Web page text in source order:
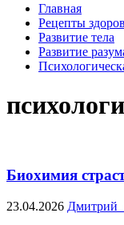
Главная
Рецепты
Развитие тела
Развитие
Биохимия
23.04.2026